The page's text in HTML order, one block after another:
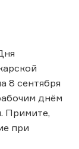
8 сентября
днём
Примите,
при